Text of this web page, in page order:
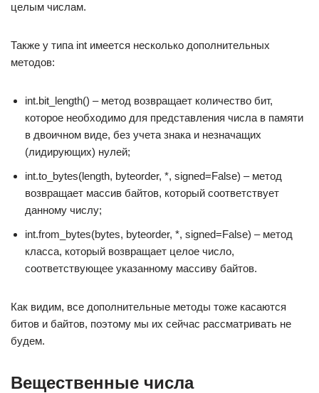
целым числам.
Также у типа int имеется несколько дополнительных
методов:
int.bit_length() – метод возвращает количество бит,
которое необходимо для представления числа в памяти
в двоичном виде, без учета знака и незначащих
(лидирующих) нулей;
int.to_bytes(length, byteorder, *, signed=False) – метод
возвращает массив байтов, который соответствует
данному числу;
int.from_bytes(bytes, byteorder, *, signed=False) – метод
класса, который возвращает целое число,
соответствующее указанному массиву байтов.
Как видим, все дополнительные методы тоже касаются
битов и байтов, поэтому мы их сейчас рассматривать не
будем.
Вещественные числа